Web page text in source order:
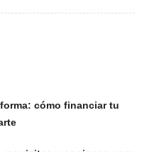
cómo financiar tu